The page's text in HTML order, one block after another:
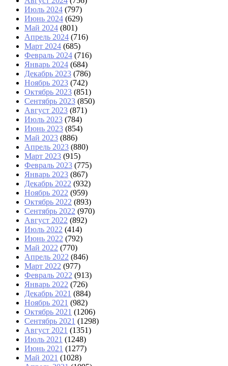
Июль 2024 (797)
Июнь 2024 (629)
Май 2024 (801)
Апрель 2024 (716)
Март 2024 (685)
Февраль 2024 (716)
Январь 2024 (684)
Декабрь 2023 (786)
Ноябрь 2023 (742)
Октябрь 2023 (851)
Сентябрь 2023 (850)
Август 2023 (871)
Июль 2023 (784)
Июнь 2023 (854)
Май 2023 (886)
Апрель 2023 (880)
Март 2023 (915)
Февраль 2023 (775)
Январь 2023 (867)
Декабрь 2022 (932)
Ноябрь 2022 (959)
Октябрь 2022 (893)
Сентябрь 2022 (970)
Август 2022 (892)
Июль 2022 (414)
Июнь 2022 (792)
Май 2022 (770)
Апрель 2022 (846)
Март 2022 (977)
Февраль 2022 (913)
Январь 2022 (726)
Декабрь 2021 (884)
Ноябрь 2021 (982)
Октябрь 2021 (1206)
Сентябрь 2021 (1298)
Август 2021 (1351)
Июль 2021 (1248)
Июнь 2021 (1277)
Май 2021 (1028)